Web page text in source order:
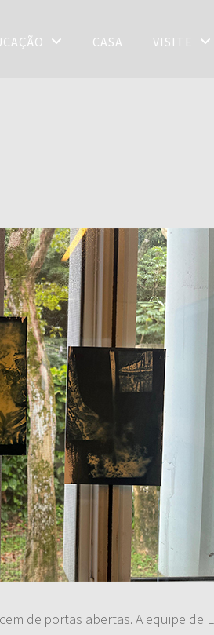
CASA VISITE
de portas abertas. A equipe de